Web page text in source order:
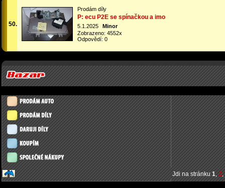
50.
Prodám díly
P: ecu P2E se spínačkou a imo
5.1.2025
Minor
Zobrazeno: 4552x
Odpovědí: 0
Jdi na stránku 1, 2,